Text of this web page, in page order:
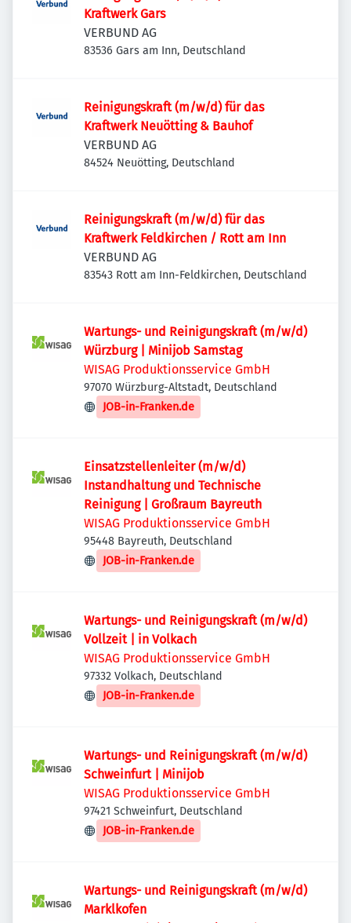
Kraftwerk Gars
VERBUND AG
83536 Gars am Inn, Deutschland
Reinigungskraft (m/w/d) für das
Kraftwerk Neuötting & Bauhof
VERBUND AG
84524 Neuötting, Deutschland
Reinigungskraft (m/w/d) für das
Kraftwerk Feldkirchen / Rott am Inn
VERBUND AG
83543 Rott am Inn-Feldkirchen, Deutschland
Wartungs- und Reinigungskraft (m/w/d)
Würzburg | Minijob Samstag
WISAG Produktionsservice GmbH
97070 Würzburg-Altstadt, Deutschland
JOB-in-Franken.de
Einsatzstellenleiter (m/w/d)
Instandhaltung und Technische
Reinigung | Großraum Bayreuth
WISAG Produktionsservice GmbH
95448 Bayreuth, Deutschland
JOB-in-Franken.de
Wartungs- und Reinigungskraft (m/w/d)
Vollzeit | in Volkach
WISAG Produktionsservice GmbH
97332 Volkach, Deutschland
JOB-in-Franken.de
Wartungs- und Reinigungskraft (m/w/d)
Schweinfurt | Minijob
WISAG Produktionsservice GmbH
97421 Schweinfurt, Deutschland
JOB-in-Franken.de
Wartungs- und Reinigungskraft (m/w/d)
Marklkofen